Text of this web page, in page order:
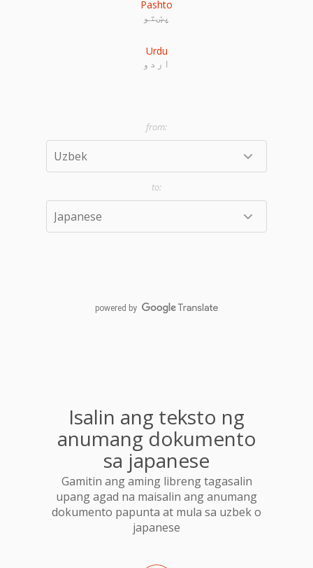
Pashto
پښتو
Urdu
اردو
powered by
Isalin ang teksto ng
anumang dokumento
sa japanese
Gamitin ang aming libreng tagasalin
upang agad na maisalin ang anumang
dokumento papunta at mula sa uzbek o
japanese